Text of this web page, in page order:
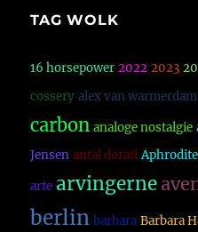
TAG WOLK
16 horsepower 2022 2023
cossery alex van warmerdam
carbon analoge nostalgie
Jensen antal dorati
arte arvingerne
berlin barbara Barbara